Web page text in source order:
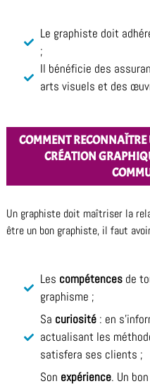
Le graphiste doit
;
Il bénéficie des
arts visuels et des
COMMENT
CRÉATION
Un graphiste doit maîtriser la
être un bon graphiste, il faut
Les compétencesde
graphisme ;
Sa curiosité: en
actualisant les
satisfera ses clients ;
Son expérience. Un